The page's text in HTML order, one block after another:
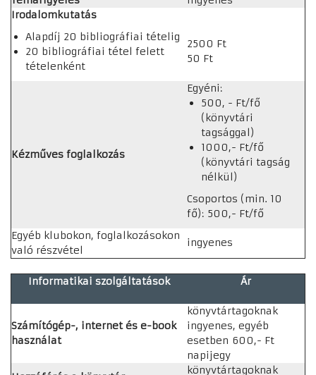
Irodalomkutatás
Alapdíj 20 bibliográfiai tételig
20 bibliográfiai tétel felett
tételenként
2500 Ft
50 Ft
Kézműves foglalkozás
Egyéni:
500, - Ft/fő
(könyvtári
tagsággal)
1000,- Ft/fő
(könyvtári tagság
nélkül)
Csoportos (min. 10
fő): 500,- Ft/fő
Egyéb klubokon, foglalkozásokon
való részvétel
ingyenes
Informatikai szolgáltatások Ár
Számítógép-, internet és e-book
használat
könyvtártagoknak
ingyenes, egyéb
esetben 600,- Ft
napijegy
könyvtártagoknak